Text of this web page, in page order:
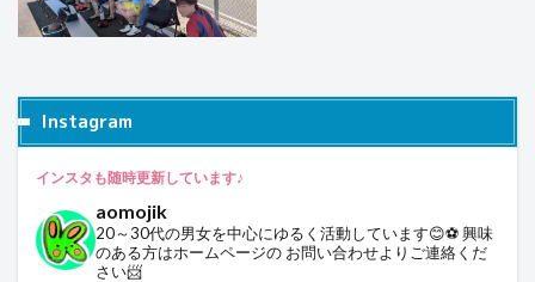
Instagram
インスタも随時更新しています♪
aomojik
20～30代の男女を中心にゆるく活動しています😊⚽興味
のある方はホームページの お問い合わせよりご連絡くだ
さい📨